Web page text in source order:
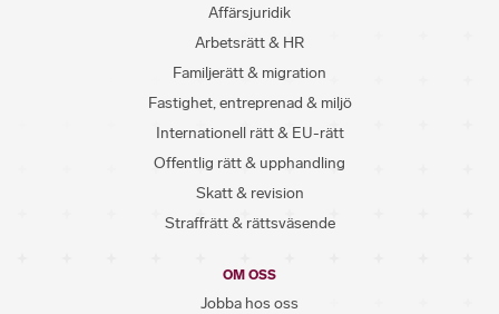
Affärsjuridik
Arbetsrätt & HR
Familjerätt & migration
Fastighet, entreprenad & miljö
Internationell rätt & EU-rätt
Offentlig rätt & upphandling
Skatt & revision
Straffrätt & rättsväsende
OM OSS
Jobba hos oss